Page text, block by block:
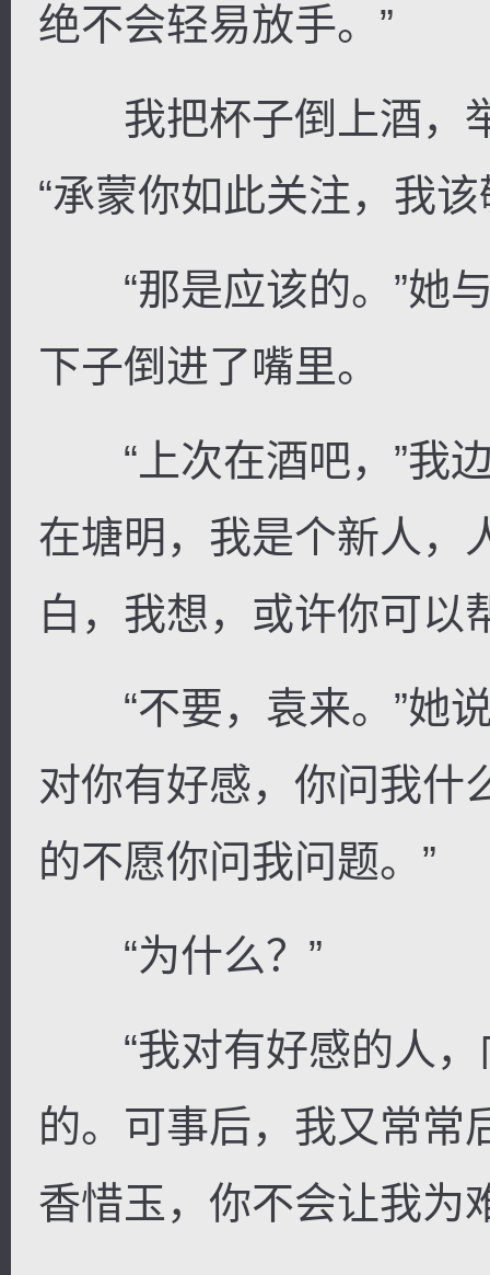
绝不会轻易放手。”
我把杯子倒上酒，
“承蒙你如此关注，我
“那是应该的。”她与
下子倒进了嘴里。
“上次在酒吧，”我边
在塘明，我是个新人，
白，我想，或许你可以
“不要，袁来。”她说
对你有好感，你问我什
的不愿你问我问题。”
“为什么？”
“我对有好感的人，
的。可事后，我又常常
香惜玉，你不会让我为